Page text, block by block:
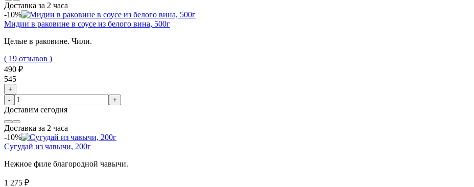
Доставка за 2 часа
-10%
Мидии в раковине в соусе из белого вина, 500г
Целые в раковине. Чили.
( 19 отзывов )
490 ₽
545
+
-
+
Доставим сегодня
Доставка за 2 часа
-10%
Сугудай из чавычи, 200г
Нежное филе благородной чавычи.
1 275 ₽